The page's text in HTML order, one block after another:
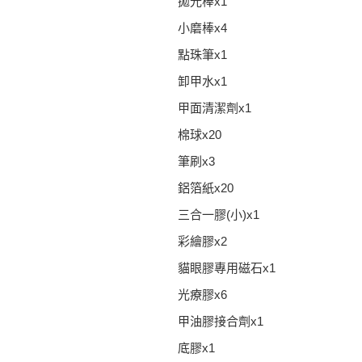
小磨棒x4
點珠筆x1
卸甲水x1
甲面清潔劑x1
棉球x20
筆刷x3
鋁箔紙x20
三合一膠(小)x1
彩繪膠x2
貓眼膠專用磁石x1
光療膠x6
甲油膠接合劑x1
底膠x1